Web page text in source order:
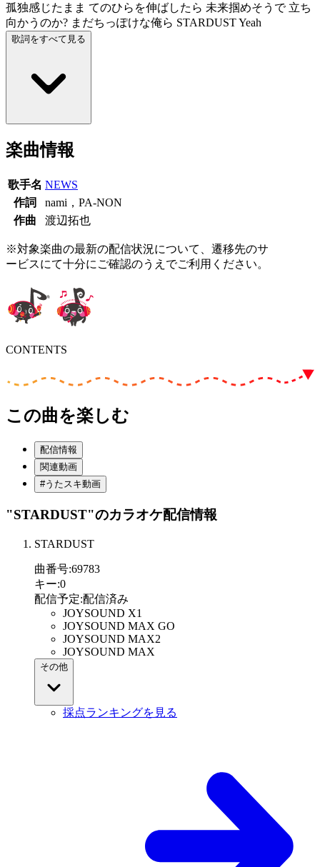
孤独感じたまま てのひらを伸ばしたら 未来掴めそうで 立ち
向かうのか? まだちっぽけな俺ら STARDUST Yeah
歌詞をすべて見る
楽曲情報
歌手名 NEWS
作詞
nami，PA-NON
作曲
渡辺拓也
※対象楽曲の最新の配信状況について、遷移先のサ
ービスにて十分にご確認のうえでご利用ください。
CONTENTS
この曲を楽しむ
配信情報
関連動画
#うたスキ動画
"STARDUST"のカラオケ配信情報
STARDUST
曲番号:69783
キー:0
配信予定:配信済み
JOYSOUND X1
JOYSOUND MAX GO
JOYSOUND MAX2
JOYSOUND MAX
その他
採点ランキングを見る